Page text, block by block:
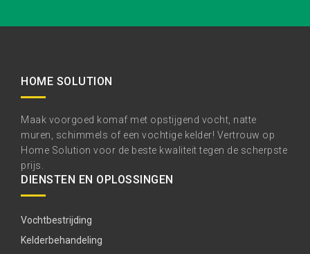
HOME SOLUTION
Maak voorgoed komaf met opstijgend vocht, natte
muren, schimmels of een vochtige kelder! Vertrouw op
Home Solution voor de beste kwaliteit tegen de scherpste
prijs.
DIENSTEN EN OPLOSSINGEN
Vochtbestrijding
Kelderbehandeling